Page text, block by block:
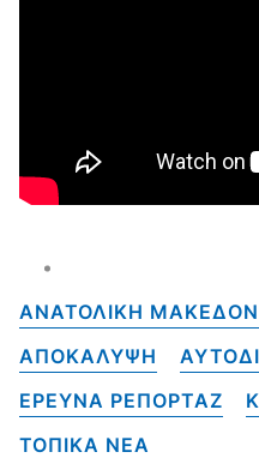
ΑΝΑΤΟΛΙΚΗ
ΑΠΟΚΑΛΥΨΗ
ΕΡΕΥΝΑ ΡΕΠΟΡΤΑΖ
ΤΟΠΙΚΑ NEA